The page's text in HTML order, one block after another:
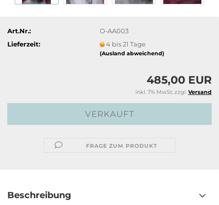
Art.Nr.:
O-AA003
Lieferzeit:
4 bis 21 Tage
(Ausland abweichend)
485,00 EUR
inkl. 7% MwSt. zzgl. Versand
FRAGE ZUM PRODUKT
Beschreibung